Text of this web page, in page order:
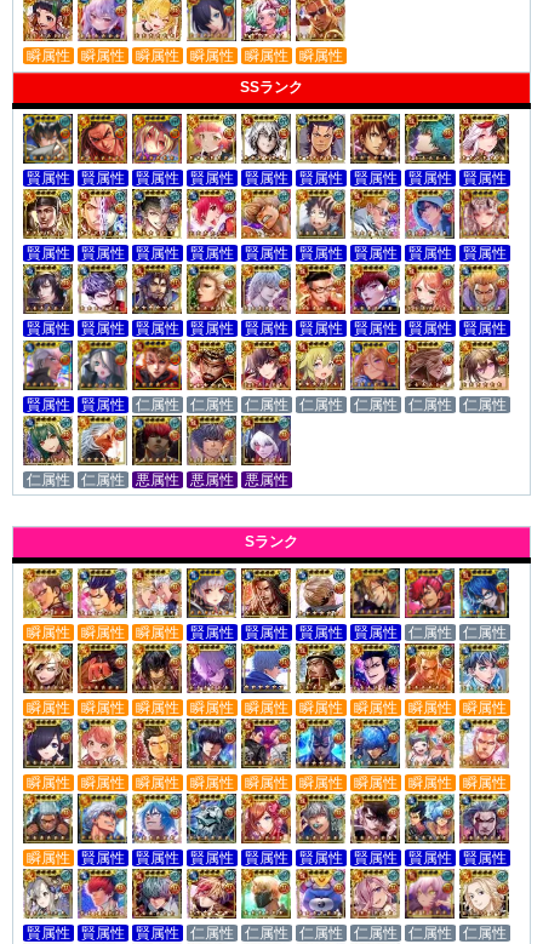
瞬属性 瞬属性 瞬属性 瞬属性 瞬属性
瞬属性
SSランク
賢属性 賢属性 賢属性 賢属性 賢属性 賢属性 賢属性 賢属性 賢属性
賢属性 賢属性 賢属性 賢属性 賢属性 賢属性 賢属性 賢属性 賢属性
賢属性 賢属性 賢属性 賢属性 賢属性 賢属性 賢属性 賢属性 賢属性
賢属性 賢属性 仁属性 仁属性 仁属性 仁属性 仁属性 仁属性 仁属性
仁属性 仁属性 悪属性 悪属性 悪属性
Sランク
瞬属性 瞬属性 瞬属性 賢属性 賢属性 賢属性 賢属性 仁属性 仁属性
瞬属性 瞬属性 瞬属性 瞬属性 瞬属性 瞬属性 瞬属性 瞬属性 瞬属性
瞬属性 瞬属性 瞬属性 瞬属性 瞬属性 瞬属性 瞬属性 瞬属性 瞬属性
瞬属性 賢属性 賢属性 賢属性 賢属性 賢属性 賢属性 賢属性 賢属性
賢属性 賢属性 賢属性 仁属性 仁属性 仁属性 仁属性 仁属性 仁属性